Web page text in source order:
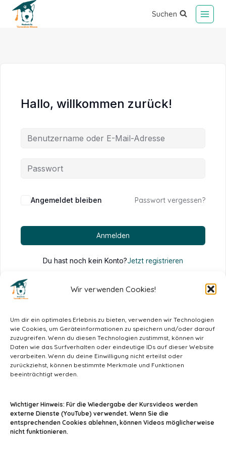
Wir verwenden Cookies!
Um dir ein optimales Erlebnis zu bieten, verwenden wir Technologien
wie Cookies, um Geräteinformationen zu speichern und/oder darauf
zuzugreifen. Wenn du diesen Technologien zustimmst, können wir
Daten wie das Surfverhalten oder eindeutige IDs auf dieser Website
verarbeiten. Wenn du deine Einwilligung nicht erteilst oder
zurückziehst, können bestimmte Merkmale und Funktionen
beeinträchtigt werden.
Wichtiger Hinweis: Für die Wiedergabe der Kursvideos werden
externe Dienste (YouTube) verwendet. Wenn Sie die
entsprechenden Cookies ablehnen, können Videos möglicherweise
nicht funktionieren.
Suchen
Hallo, willkommen zurück!
Alternative:
Angemeldet bleiben Passwort vergessen?
Anmelden
Du hast noch kein Konto?Jetzt registrieren
info@tiermedizin-wissen.de